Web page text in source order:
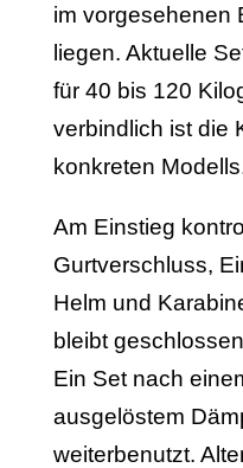
im vorgesehenen
liegen. Aktuelle
für 40 bis 120
verbindlich ist die
konkreten
Am Einstieg
Gurtverschluss,
Helm und
bleibt
Ein Set nach
ausgelöstem
weiterbenutzt.